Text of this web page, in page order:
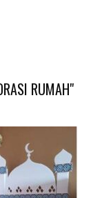
RUMAH"